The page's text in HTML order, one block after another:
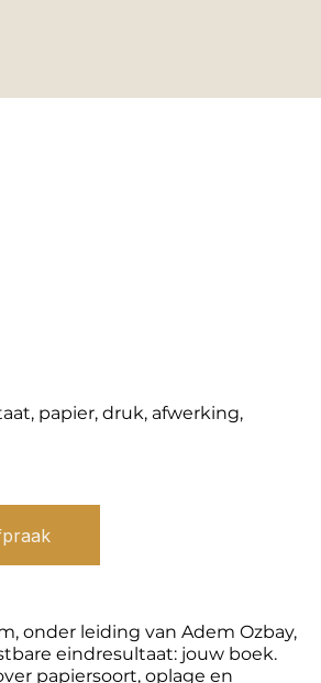
papier, druk, afwerking,
onder leiding van Adem Ozbay,
eindresultaat: jouw boek.
papiersoort, oplage en